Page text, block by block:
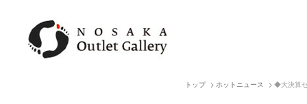
トップ ホットニュース ◆大決算